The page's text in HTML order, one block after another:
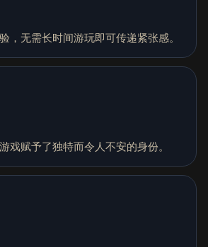
，无需长时间游玩即可传递紧张感。
戏赋予了独特而令人不安的身份。